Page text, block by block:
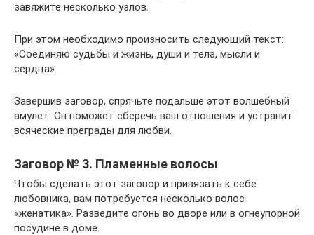
завяжите несколько узлов.
При этом необходимо произносить следующий текст:
«Соединяю судьбы и жизнь, души и тела, мысли и
сердца».
Завершив заговор, спрячьте подальше этот волшебный
амулет. Он поможет сберечь ваш отношения и устранит
всяческие преграды для любви.
Заговор № 3. Пламенные волосы
Чтобы сделать этот заговор и привязать к себе
любовника, вам потребуется несколько волос
«женатика». Разведите огонь во дворе или в огнеупорной
посудине в доме.